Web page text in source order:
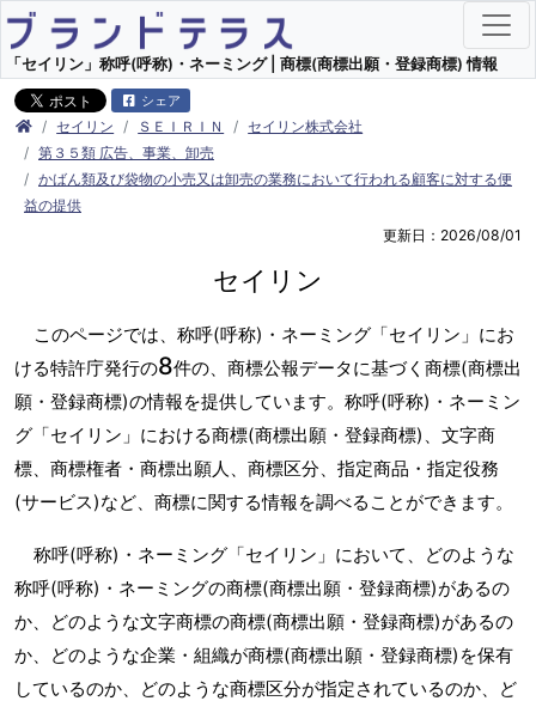
「セイリン」称呼(呼称)・ネーミング | 商標(商標出願・登録商標) 情報
シェア
セイリン ＳＥＩＲＩＮ
セイリン株式会社
第３５類 広告、事業、卸売
かばん類及び袋物の小売又は卸売の業務において行われる顧客に対する便
益の提供
更新日：2026/08/01
セイリン
このページでは、称呼(呼称)・ネーミング「セイリン」にお
ける特許庁発行の8件の、商標公報データに基づく商標(商標出
願・登録商標)の情報を提供しています。称呼(呼称)・ネーミン
グ「セイリン」における商標(商標出願・登録商標)、文字商
標、商標権者・商標出願人、商標区分、指定商品・指定役務
(サービス)など、商標に関する情報を調べることができます。
称呼(呼称)・ネーミング「セイリン」において、どのような
称呼(呼称)・ネーミングの商標(商標出願・登録商標)があるの
か、どのような文字商標の商標(商標出願・登録商標)があるの
か、どのような企業・組織が商標(商標出願・登録商標)を保有
しているのか、どのような商標区分が指定されているのか、ど